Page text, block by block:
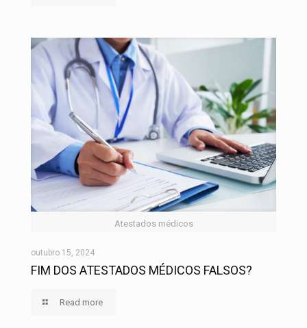
Atestados médicos
outubro 15, 2024
FIM DOS ATESTADOS MÉDICOS FALSOS?
Read more